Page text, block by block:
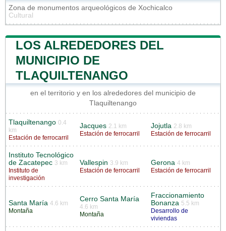
Zona de monumentos arqueológicos de Xochicalco
Cultural
LOS ALREDEDORES DEL
MUNICIPIO DE
TLAQUILTENANGO
en el territorio y en los alrededores del municipio de
Tlaquiltenango
Tlaquiltenango 0.4
km
Estación de ferrocarril
Jacques 2.1 km
Estación de ferrocarril
Jojutla 2.8 km
Estación de ferrocarril
Instituto Tecnológico
de Zacatepec 3 km
Instituto de
investigación
Vallespin 3.9 km
Estación de ferrocarril
Gerona 4 km
Estación de ferrocarril
Santa María 4.6 km
Montaña
Cerro Santa María
4.6 km
Montaña
Fraccionamiento
Bonanza 5.5 km
Desarrollo de
viviendas